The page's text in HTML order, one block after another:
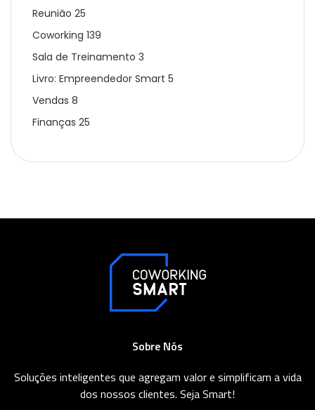
Reunião 25
Coworking 139
Sala de Treinamento 3
Livro: Empreendedor Smart 5
Vendas 8
Finanças 25
Sobre Nós
Soluções inteligentes que agregam valor e simplificam a vida
dos nossos clientes. Seja Smart!